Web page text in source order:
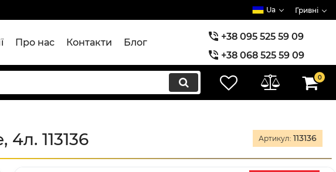
Ua Гривні
Про нас Контакти Блог
+38 095 525 59 09
+38 068 525 59 09
+38 073 525 59 09
0
113136 Артикул: 113136